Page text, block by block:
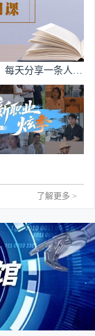
08-07
健康发展 08-06
123个
08-06
了解更多 >
业标准
06-29
能力提升
05-22
务竞赛全
05-19
了解更多 >
每天分享一条人社
了解更多 >